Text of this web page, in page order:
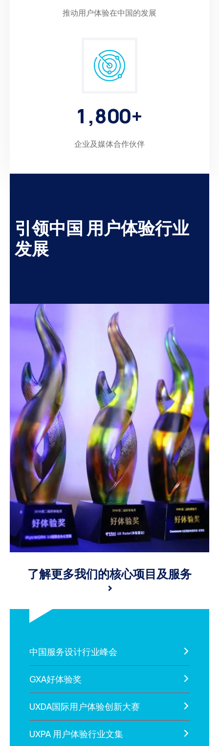
推动用户体验在中国的发展
1 ,800+
企业及媒体合作伙伴
引领中国 用户体验行业
发展
了解更多我们的核心项目及服务
>
中国服务设计行业峰会
GXA好体验奖
UXDA国际用户体验创新大赛
UXPA 用户体验行业文集